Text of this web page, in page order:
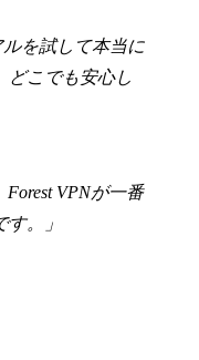
ルを試して本当に
どこでも安心し
Forest VPNが一番
。」